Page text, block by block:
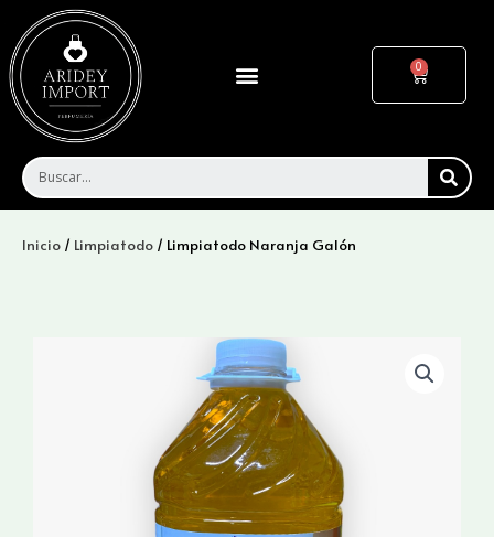
contenido
Menu Cart
Inicio / Limpiatodo / Limpiatodo Naranja Galón